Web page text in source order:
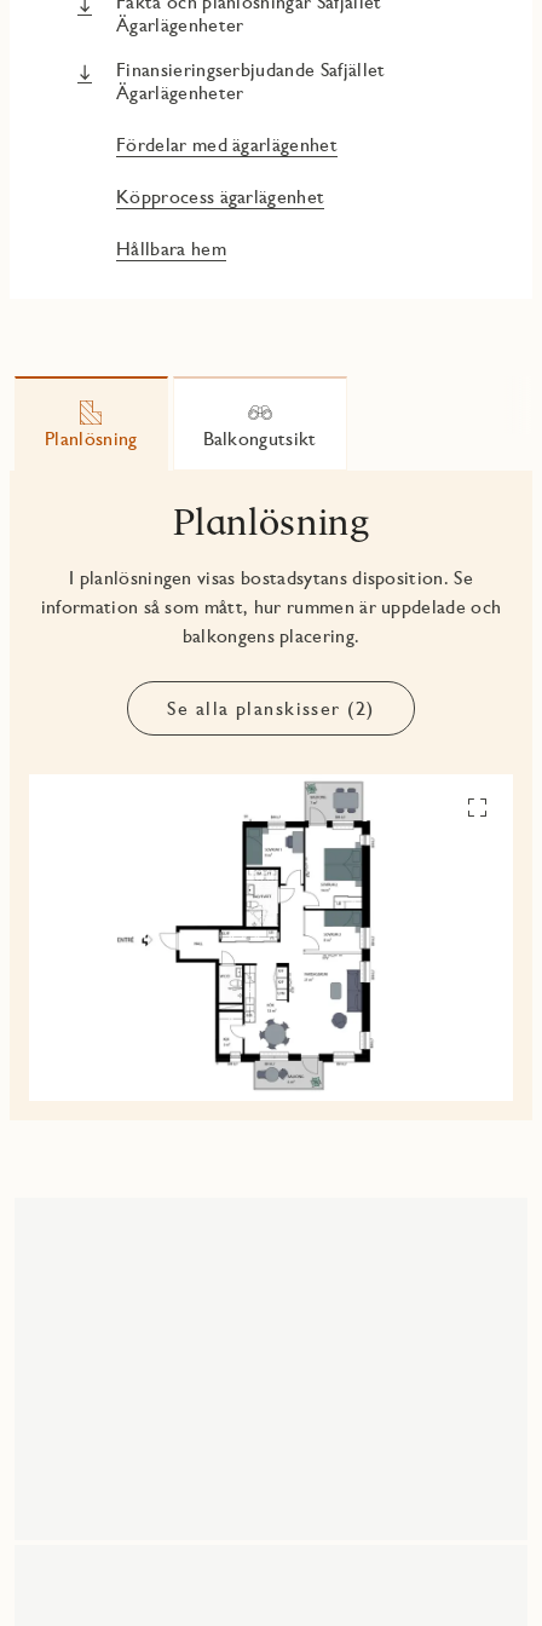
kommunikationer med bil, buss, cykel och spårvagn tar dig
snabbt och lätt till både Göteborg och Mölndal centrum.
Ägarlägenheter
Finansieringserbjudande Safjället
Ägarlägenheter
Fördelar med ägarlägenhet
Köpprocess ägarlägenhet
Hållbara hem
Planlösning Balkongutsikt
Planlösning
I planlösningen visas bostadsytans disposition. Se
information så som mått, hur rummen är uppdelade och
balkongens placering.
Se alla planskisser (2)
Se